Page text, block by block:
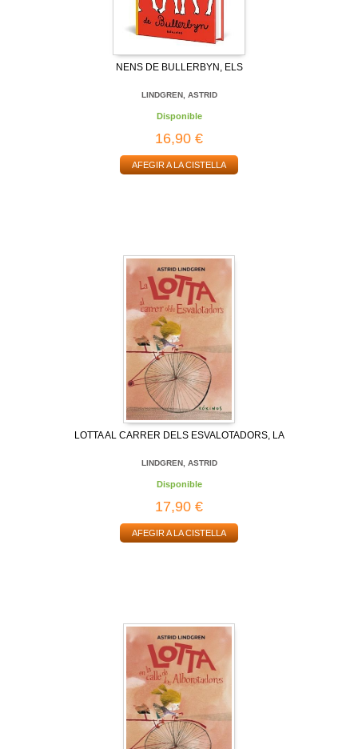
NENS DE BULLERBYN, ELS
LINDGREN, ASTRID
Disponible
16,90 €
AFEGIR A LA CISTELLA
LOTTA AL CARRER DELS ESVALOTADORS, LA
LINDGREN, ASTRID
Disponible
17,90 €
AFEGIR A LA CISTELLA